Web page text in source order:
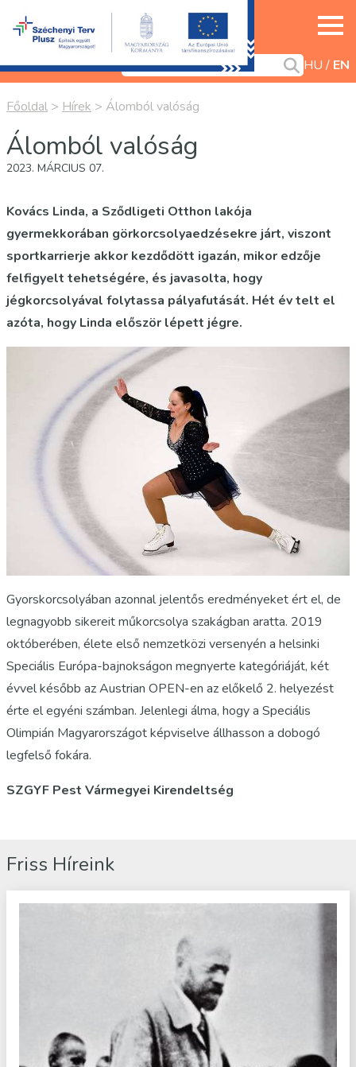
HU EN
Főoldal > Hírek > Álomból valóság
Álomból valóság
2023. MÁRCIUS 07.
Kovács Linda, a Sződligeti Otthon lakója
gyermekkorában görkorcsolyaedzésekre járt, viszont
sportkarrierje akkor kezdődött igazán, mikor edzője
felfigyelt tehetségére, és javasolta, hogy
jégkorcsolyával folytassa pályafutását. Hét év telt el
azóta, hogy Linda először lépett jégre.
Gyorskorcsolyában azonnal jelentős eredményeket ért el, de
legnagyobb sikereit műkorcsolya szakágban aratta. 2019
októberében, élete első nemzetközi versenyén a helsinki
Speciális Európa-bajnokságon megnyerte kategóriáját, két
évvel később az Austrian OPEN-en az előkelő 2. helyezést
érte el egyéni számban. Jelenlegi álma, hogy a Speciális
Olimpián Magyarországot képviselve állhasson a dobogó
legfelső fokára.
SZGYF Pest Vármegyei Kirendeltség
Friss Híreink